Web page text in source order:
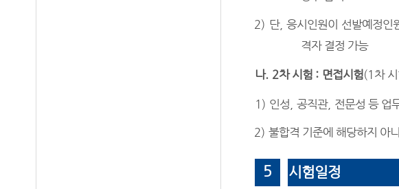
2) 단,응시인원이 선발예정인
격자 결정 가능
나. 2차 시험 : 면접시험(1 차
1) 인성 공직관, 전문성 등 업
2) 불합격 기준에 해당하지 아
5 시험일정